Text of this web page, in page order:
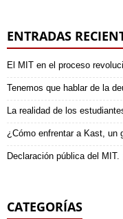
ENTRADAS
El MIT en el proceso
Tenemos que hablar de la
La realidad de los
¿Cómo enfrentar a Kast, un
Declaración pública del
CATEGORÍAS